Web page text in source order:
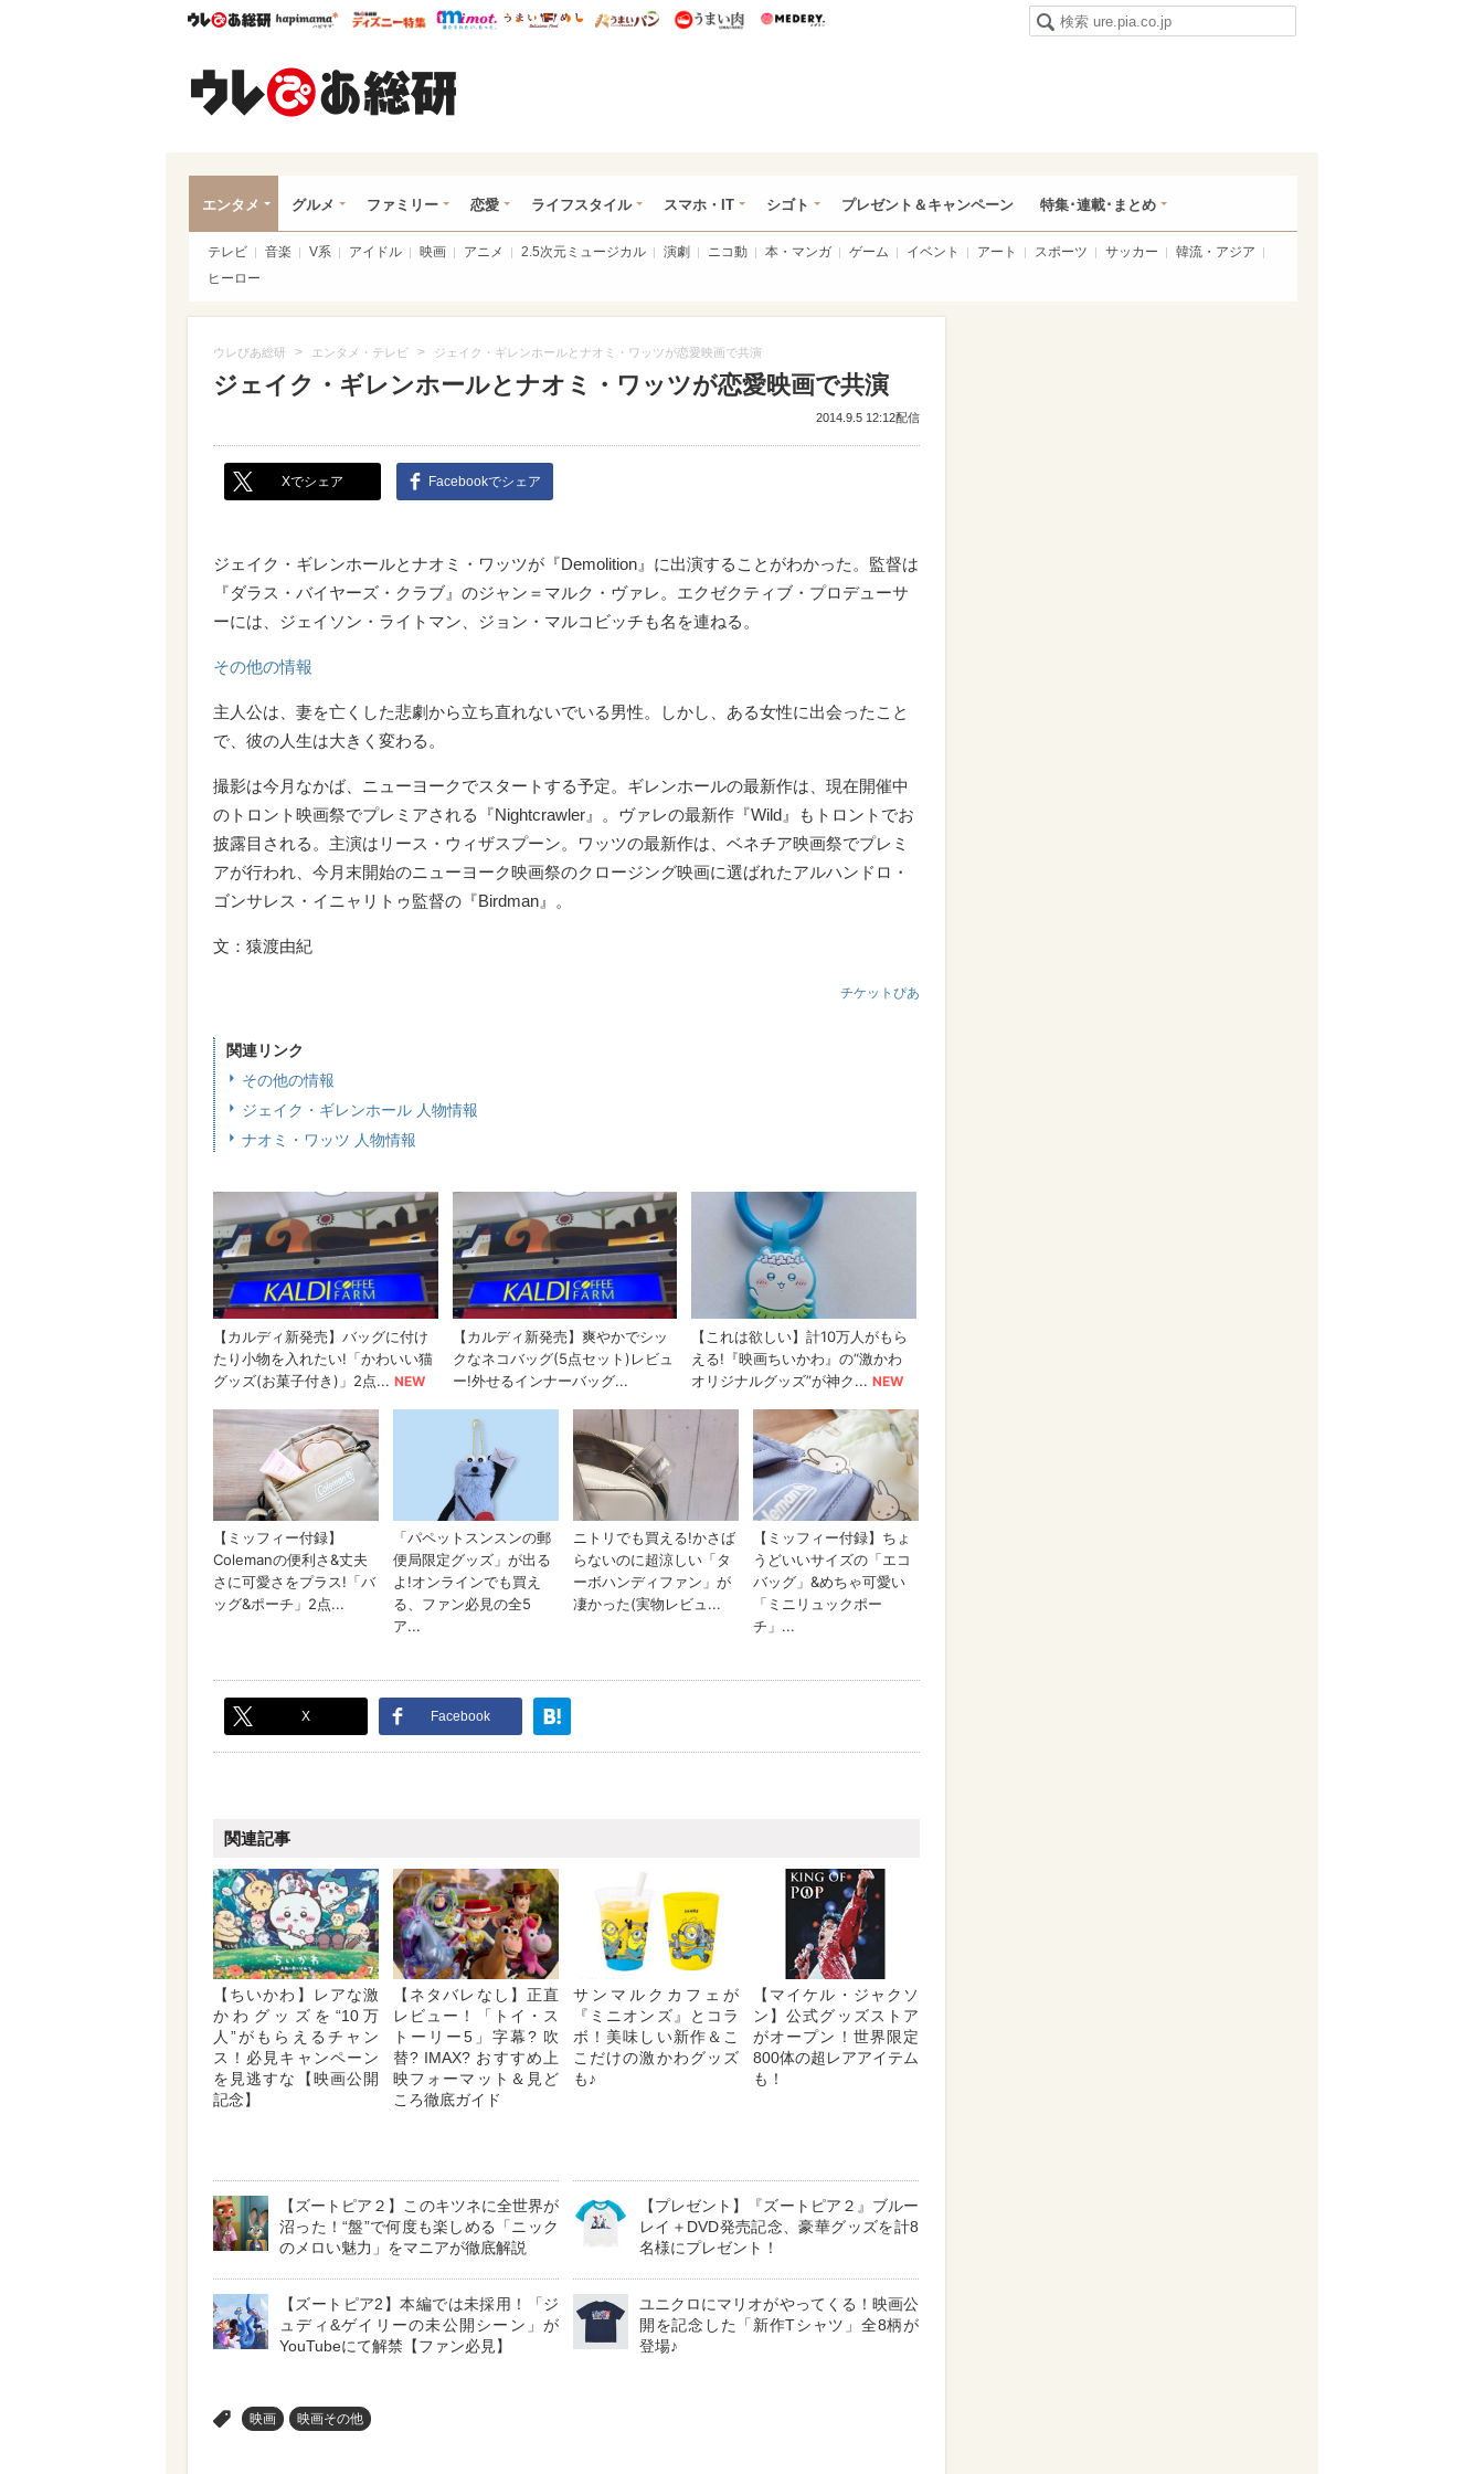
ウレぴあ総研ハピママ* ウレぴあ総研 ディズニー特集
mimot. うまいめし うまいパン うまい肉
エンタメ グルメ ファミリー 恋愛 ライフスタイル スマホ・IT シゴト プレゼント＆キャンペーン 特集･連載･まとめ
テレビ 音楽 V系 アイドル 映画 アニメ 2.5次元ミュージカル 演劇 ニコ動 本・マンガ ゲーム イベント アート スポーツ サッカー
韓流・アジア
ヒーロー
ウレぴあ総研 > エンタメ・テレビ > ジェイク・ギレンホールとナオミ・ワッツが恋愛映画で共演
ジェイク・ギレンホールとナオミ・ワッツが恋愛映画で共演
2014.9.5 12:12配信
Xでシェア Facebookでシェア
ジェイク・ギレンホールとナオミ・ワッツが『Demolition』に出演することがわかった。監督は
『ダラス・バイヤーズ・クラブ』のジャン＝マルク・ヴァレ。エクゼクティブ・プロデューサ
ーには、ジェイソン・ライトマン、ジョン・マルコビッチも名を連ねる。
その他の情報
主人公は、妻を亡くした悲劇から立ち直れないでいる男性。しかし、ある女性に出会ったこと
で、彼の人生は大きく変わる。
撮影は今月なかば、ニューヨークでスタートする予定。ギレンホールの最新作は、現在開催中
のトロント映画祭でプレミアされる『Nightcrawler』。ヴァレの最新作『Wild』もトロントでお
披露目される。主演はリース・ウィザスプーン。ワッツの最新作は、ベネチア映画祭でプレミ
アが行われ、今月末開始のニューヨーク映画祭のクロージング映画に選ばれたアルハンドロ・
ゴンサレス・イニャリトゥ監督の『Birdman』。
文：猿渡由紀
チケットぴあ
関連リンク
その他の情報
ジェイク・ギレンホール 人物情報
ナオミ・ワッツ 人物情報
X Facebook
関連記事
【ちいかわ】レアな激
かわグッズを“10万
人”がもらえるチャン
ス！必見キャンペーン
を見逃すな【映画公開
記念】
【ネタバレなし】正直
レビュー！「トイ・ス
トーリー5」字幕? 吹
替? IMAX? おすすめ上
映フォーマット＆見ど
ころ徹底ガイド
サンマルクカフェが
『ミニオンズ』とコラ
ボ！美味しい新作＆こ
こだけの激かわグッズ
も♪
【マイケル・ジャクソ
ン】公式グッズストア
がオープン！世界限定
800体の超レアアイテム
も！
【ズートピア２】このキツネに全世界が
沼った！“盤”で何度も楽しめる「ニック
のメロい魅力」をマニアが徹底解説
【プレゼント】『ズートピア２』ブルー
レイ＋DVD発売記念、豪華グッズを計8
名様にプレゼント！
【ズートピア2】本編では未採用！「ジ
ュディ&ゲイリーの未公開シーン」が
YouTubeにて解禁【ファン必見】
ユニクロにマリオがやってくる！映画公
開を記念した「新作Tシャツ」全8柄が
登場♪
映画 映画その他